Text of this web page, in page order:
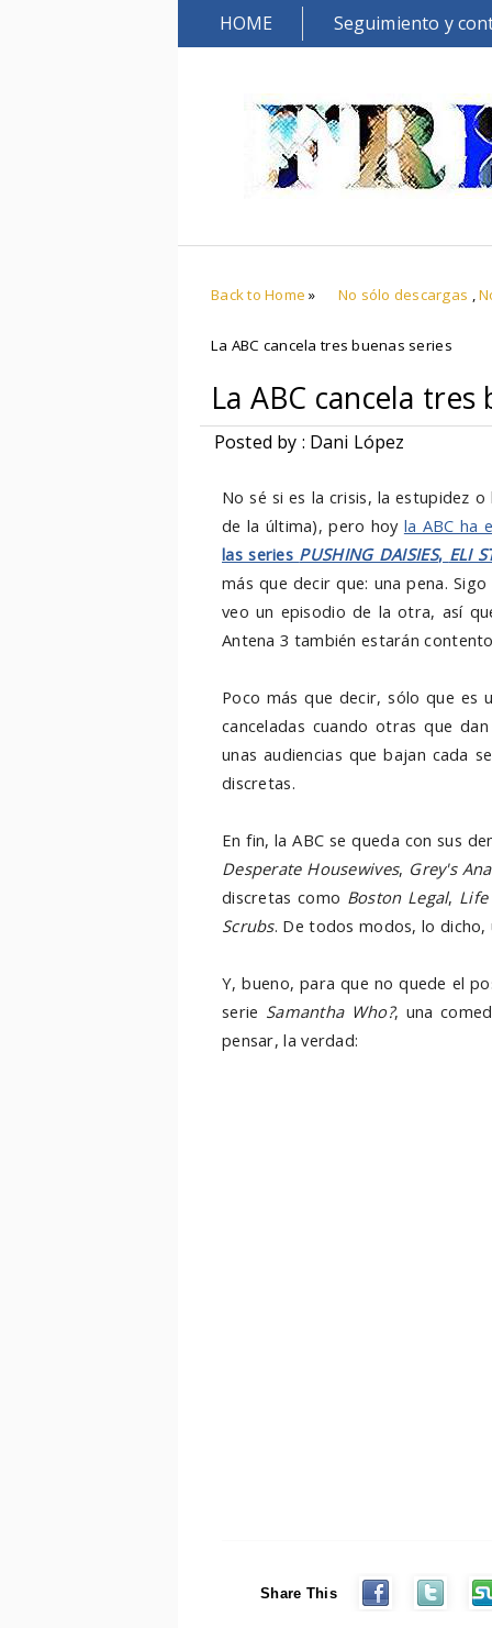
HOME Seguimiento y
Back to Home » No sólo descargas ,
La ABC cancela tres buenas series
La ABC cancela tres
Posted by : Dani López
No sé si es la crisis, la estupidez
de la última), pero hoy la ABC ha
las series PUSHING DAISIES, ELI
más que decir que: una pena.
veo un episodio de la otra, así
Antena 3 también estarán
Poco más que decir, sólo que es
canceladas cuando otras que
unas audiencias que bajan cada
discretas.
En fin, la ABC se queda con sus
Desperate Housewives, Grey's
discretas como Boston Legal,
Scrubs. De todos modos, lo dicho,
Y, bueno, para que no quede el
serie Samantha Who?, una
pensar, la verdad:
Share This